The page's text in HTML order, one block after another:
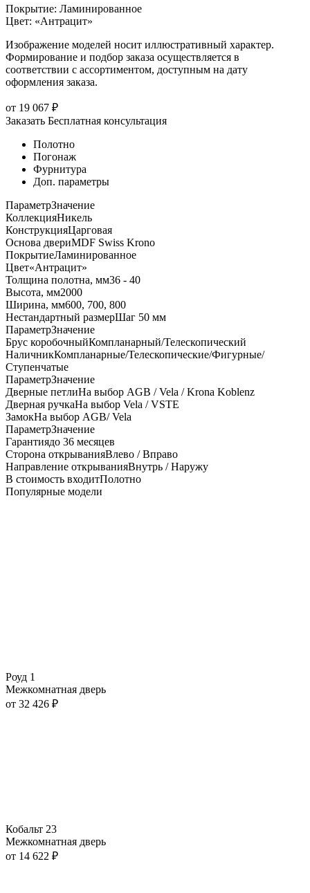
Покрытие: Ламинированное
Цвет: «Антрацит»
Изображение моделей носит иллюстративный характер.
Формирование и подбор заказа осуществляется в
соответствии с ассортиментом, доступным на дату
оформления заказа.
от 19 067 ₽
Заказать Бесплатная консультация
Полотно
Погонаж
Фурнитура
Доп. параметры
ПараметрЗначение
КоллекцияНикель
КонструкцияЦарговая
Основа двериMDF Swiss Krono
ПокрытиеЛаминированное
Цвет«Антрацит»
Толщина полотна, мм36 - 40
Высота, мм2000
Ширина, мм600, 700, 800
Нестандартный размерШаг 50 мм
ПараметрЗначение
Брус коробочныйКомпланарный/Телескопический
НаличникКомпланарные/Телескопические/Фигурные/
Ступенчатые
ПараметрЗначение
Дверные петлиНа выбор AGB / Vela / Krona Koblenz
Дверная ручкаНа выбор Vela / VSTE
ЗамокНа выбор AGB/ Vela
ПараметрЗначение
Гарантиядо 36 месяцев
Сторона открыванияВлево / Вправо
Направление открыванияВнутрь / Наружу
В стоимость входитПолотно
Популярные модели
Роуд 1
Межкомнатная дверь
от 32 426 ₽
Кобальт 23
Межкомнатная дверь
от 14 622 ₽